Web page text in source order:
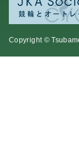
Copyright ©